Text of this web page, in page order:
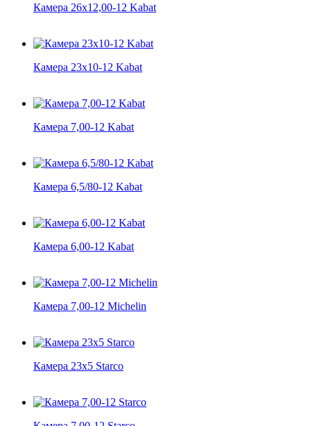
Камера 26х12,00-12 Kabat
Камера 23x10-12 Kabat
Камера 7,00-12 Kabat
Камера 6,5/80-12 Kabat
Камера 6,00-12 Kabat
Камера 7,00-12 Michelin
Камера 23x5 Starco